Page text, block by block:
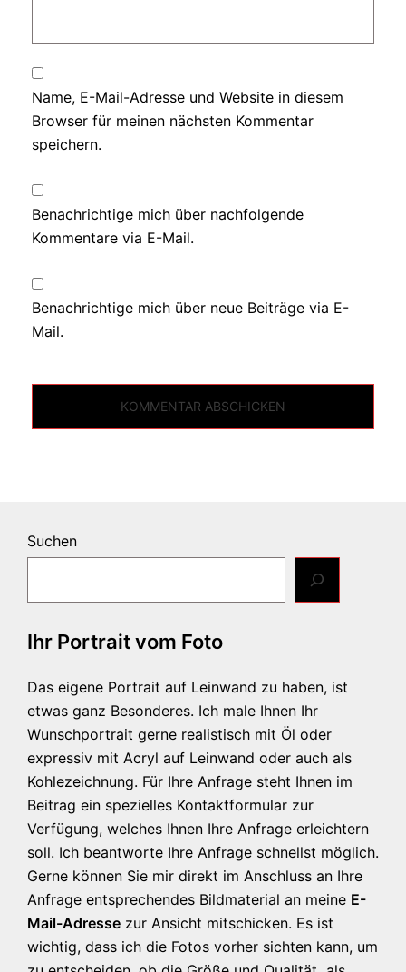
Name, E-Mail-Adresse und Website in diesem
Browser für meinen nächsten Kommentar
speichern.
Benachrichtige mich über nachfolgende
Kommentare via E-Mail.
Benachrichtige mich über neue Beiträge via E-
Mail.
Suchen
Ihr Portrait vom Foto
Das eigene Portrait auf Leinwand zu haben, ist
etwas ganz Besonderes. Ich male Ihnen Ihr
Wunschportrait gerne realistisch mit Öl oder
expressiv mit Acryl auf Leinwand oder auch als
Kohlezeichnung. Für Ihre Anfrage steht Ihnen im
Beitrag ein spezielles Kontaktformular zur
Verfügung, welches Ihnen Ihre Anfrage erleichtern
soll. Ich beantworte Ihre Anfrage schnellst möglich.
Gerne können Sie mir direkt im Anschluss an Ihre
Anfrage entsprechendes Bildmaterial an meine E-
Mail-Adresse zur Ansicht mitschicken. Es ist
wichtig, dass ich die Fotos vorher sichten kann, um